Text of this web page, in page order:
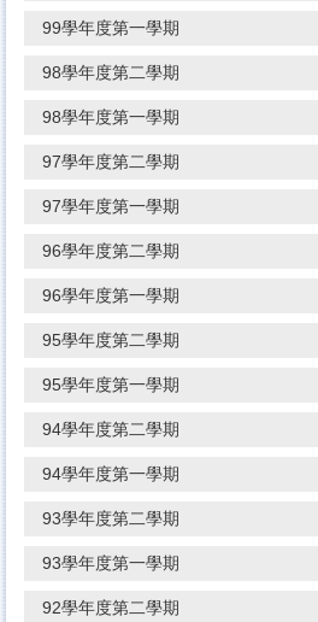
99學年度第一學期
98學年度第二學期
98學年度第一學期
97學年度第二學期
97學年度第一學期
96學年度第二學期
96學年度第一學期
95學年度第二學期
95學年度第一學期
94學年度第二學期
94學年度第一學期
93學年度第二學期
93學年度第一學期
92學年度第二學期